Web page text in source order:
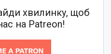
хвилинку, щоб
на Patreon!